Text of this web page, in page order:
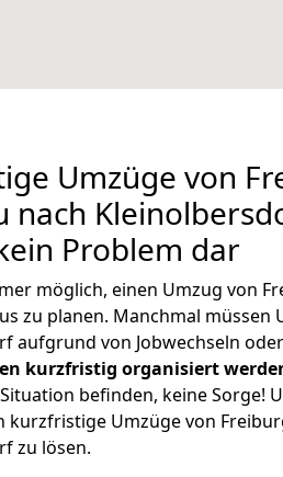
Umzüge von
nach
Problem dar
möglich, einen Umzug von
zu planen. Manchmal müssen
aufgrund von Jobwechseln
kurzfristig organisiert
befinden, keine Sorge!
kurzfristige Umzüge von
zu lösen.